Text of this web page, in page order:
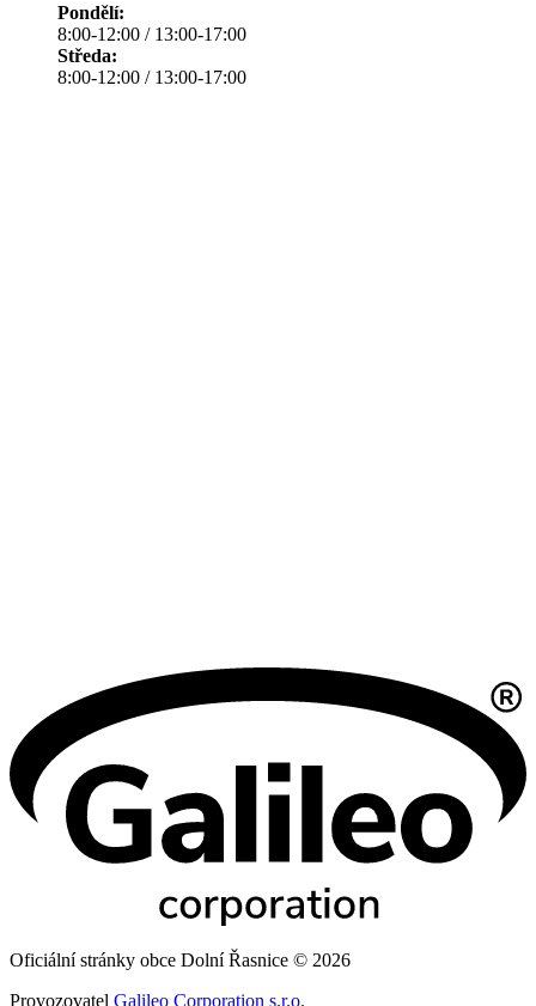
Pondělí:
8:00-12:00 / 13:00-17:00
Středa:
8:00-12:00 / 13:00-17:00
Oficiální stránky obce Dolní Řasnice © 2026
Provozovatel Galileo Corporation s.r.o.